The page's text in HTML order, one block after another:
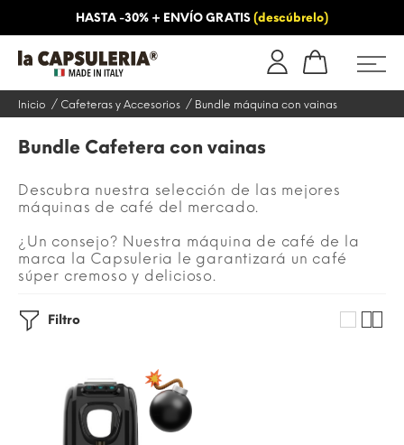
HASTA -30% + ENVÍO GRATIS (descúbrelo)
Inicio Cafeteras y Accesorios Bundle máquina con vainas
Bundle Cafetera con vainas
Descubra nuestra selección de las mejores
máquinas de café del mercado.
¿Un consejo? Nuestra máquina de café de la
marca la Capsuleria le garantizará un café
súper cremoso y delicioso.
Filtro